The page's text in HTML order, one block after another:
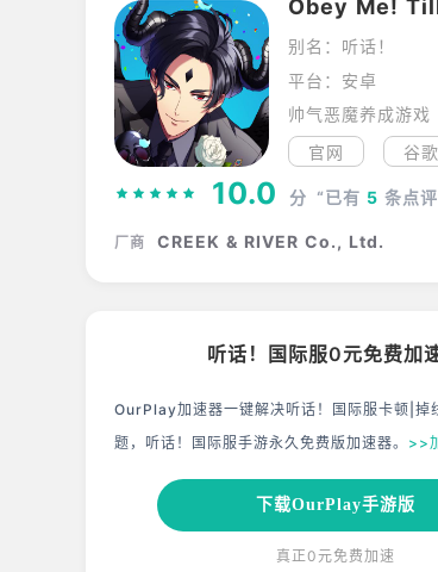
Obey Me!
别名：听话！
平台：安卓
帅气恶魔养成游戏
官网
谷
10.0 分 “已有 5 条点评
厂商 CREEK & RIVER Co., Ltd.
听话！国际服0元免费加
OurPlay加速器一键解决听话！国际服卡顿|掉
题，听话！国际服手游永久免费版加速器。 >>
下载OurPlay手游版
真正0元免费加速